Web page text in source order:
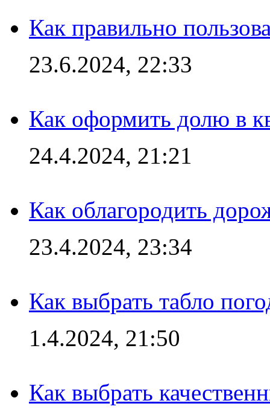
Как правильно
23.6.2024, 22:33
Как оформить долю в
24.4.2024, 21:21
Как облагородить
23.4.2024, 23:34
Как выбрать табло
1.4.2024, 21:50
Как выбрать